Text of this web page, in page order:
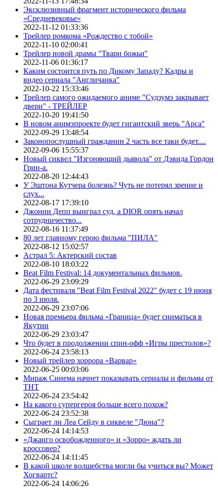
Эксклюзивный фрагмент исторического фильма
«Средневековье»
2022-11-12 01:33:36
Трейлер ромкома «Рождество с тобой»
2022-11-10 02:00:41
Трейлер новой драмы "Твари божьи"
2022-11-06 01:36:17
Каким состоится путь по Дикому Западу? Кадры и
видео сериала "Англичанка"
2022-10-22 15:33:46
Трейлер самого ожидаемого аниме "Судзумэ закрывает
двери" - ТРЕЙЛЕР
2022-10-20 19:41:50
В новом анимэпроекте будет гигантский зверь "Арса"
2022-09-29 13:48:54
Законопослушный гражданин 2 часть все таки будет....
2022-09-06 15:55:37
Новый сиквел "Изгоняющий дьявола" от Дэвида Гордон
Грин-а.
2022-08-20 12:44:43
У Эштона Кутчера болезнь? Чуть не потерял зрение и
слух...
2022-08-17 17:39:10
Джонни Депп выиграл суд, а DIOR опять начал
сотрудничество...
2022-08-16 11:37:49
80 лет главному герою фильма "ПИЛА"
2022-08-12 15:02:57
Астрал 5: Актерский состав
2022-08-10 18:03:22
Beat Film Festival: 14 документальных фильмов.
2022-06-29 23:09:29
Дата фестиваля "Beat Film Festival 2022" будет с 19 июня
по 3 июля.
2022-06-29 23:07:06
Новая премьера фильма «Граница» будет сниматься в
Якутии
2022-06-29 23:03:47
Что будет в продолжении спин-офф «Игры престолов»?
2022-06-24 23:58:13
Новый трейлер хоррора «Варвар»
2022-06-25 00:03:06
Мираж Синема начнет показывать сериалы и фильмы от
ТНТ
2022-06-24 23:54:42
На какого супергероя больше всего похож?
2022-06-24 23:52:38
Сыграет ли Леа Сейду в сиквеле "Дюна"?
2022-06-24 14:14:53
«Джанго освобожденного» и «Зорро» ждать ли
кроссовер?
2022-06-24 14:11:45
В какой школе волшебства могли бы учиться вы? Может
Хогвартс?
2022-06-24 14:06:26